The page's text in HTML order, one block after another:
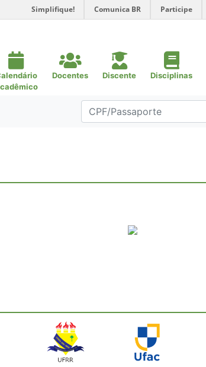
Simplifique! Comunica BR Participe
Docentes Discente Disciplinas